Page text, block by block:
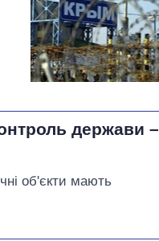
держави –
об'єкти мають